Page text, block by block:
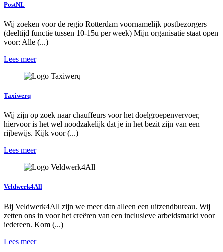
PostNL
Wij zoeken voor de regio Rotterdam voornamelijk postbezorgers
(deeltijd functie tussen 10-15u per week) Mijn organisatie staat open
voor: Alle (...)
Lees meer
Taxiwerq
Wij zijn op zoek naar chauffeurs voor het doelgroepenvervoer,
hiervoor is het wel noodzakelijk dat je in het bezit zijn van een
rijbewijs. Kijk voor (...)
Lees meer
Veldwerk4All
Bij Veldwerk4All zijn we meer dan alleen een uitzendbureau. Wij
zetten ons in voor het creëren van een inclusieve arbeidsmarkt voor
iedereen. Kom (...)
Lees meer